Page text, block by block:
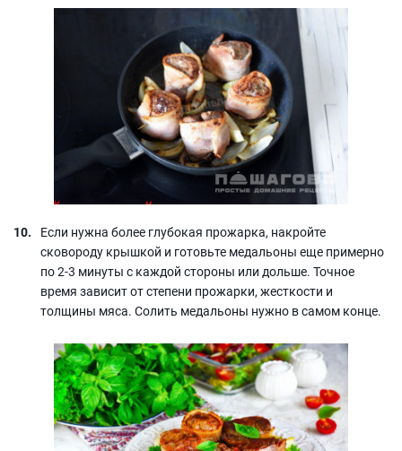
Если нужна более глубокая прожарка, накройте
сковороду крышкой и готовьте медальоны еще примерно
по 2-3 минуты с каждой стороны или дольше. Точное
время зависит от степени прожарки, жесткости и
толщины мяса. Солить медальоны нужно в самом конце.